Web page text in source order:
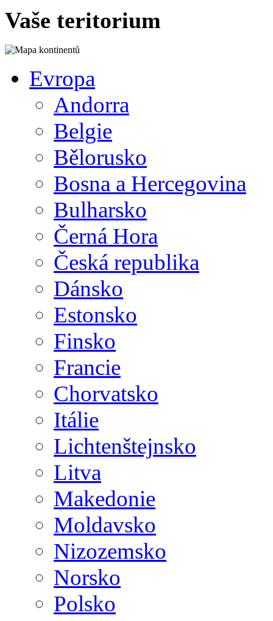
Vaše teritorium
Evropa
Andorra
Belgie
Bělorusko
Bosna a Hercegovina
Bulharsko
Černá Hora
Česká republika
Dánsko
Estonsko
Finsko
Francie
Chorvatsko
Itálie
Lichtenštejnsko
Litva
Makedonie
Moldavsko
Nizozemsko
Norsko
Polsko